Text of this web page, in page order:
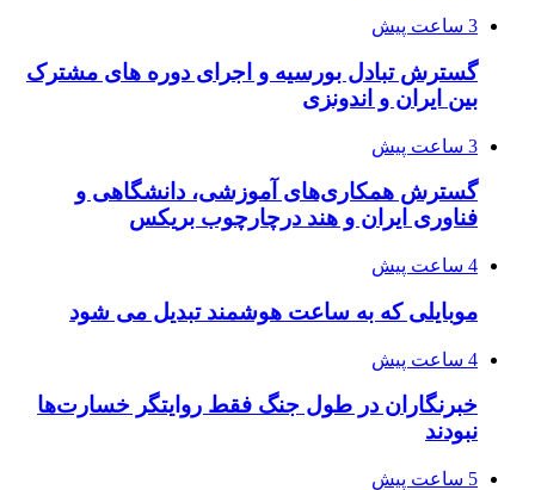
3 ساعت پیش
گسترش تبادل بورسیه و اجرای دوره های مشترک
بین ایران و اندونزی
3 ساعت پیش
گسترش همکاری‌های آموزشی، دانشگاهی و
فناوری ایران و هند درچارچوب بریکس
4 ساعت پیش
موبایلی که به ساعت هوشمند تبدیل می شود
4 ساعت پیش
خبرنگاران در طول جنگ فقط روایتگر خسارت‌ها
نبودند
5 ساعت پیش